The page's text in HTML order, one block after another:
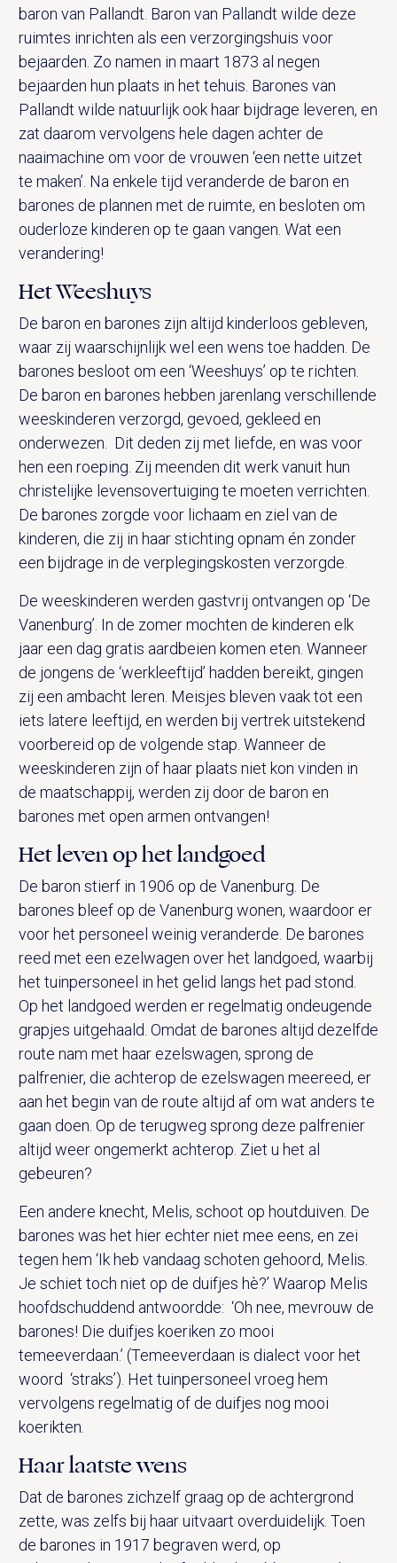
baron van Pallandt. Baron van Pallandt wilde deze
ruimtes inrichten als een verzorgingshuis voor
bejaarden. Zo namen in maart 1873 al negen
bejaarden hun plaats in het tehuis. Barones van
Pallandt wilde natuurlijk ook haar bijdrage leveren, en
zat daarom vervolgens hele dagen achter de
naaimachine om voor de vrouwen ‘een nette uitzet
te maken’. Na enkele tijd veranderde de baron en
barones de plannen met de ruimte, en besloten om
ouderloze kinderen op te gaan vangen. Wat een
verandering!
Het Weeshuys
De baron en barones zijn altijd kinderloos gebleven,
waar zij waarschijnlijk wel een wens toe hadden. De
barones besloot om een ‘Weeshuys’ op te richten.
De baron en barones hebben jarenlang verschillende
weeskinderen verzorgd, gevoed, gekleed en
onderwezen. Dit deden zij met liefde, en was voor
hen een roeping. Zij meenden dit werk vanuit hun
christelijke levensovertuiging te moeten verrichten.
De barones zorgde voor lichaam en ziel van de
kinderen, die zij in haar stichting opnam én zonder
een bijdrage in de verplegingskosten verzorgde.
De weeskinderen werden gastvrij ontvangen op ‘De
Vanenburg’. In de zomer mochten de kinderen elk
jaar een dag gratis aardbeien komen eten. Wanneer
de jongens de ‘werkleeftijd’ hadden bereikt, gingen
zij een ambacht leren. Meisjes bleven vaak tot een
iets latere leeftijd, en werden bij vertrek uitstekend
voorbereid op de volgende stap. Wanneer de
weeskinderen zijn of haar plaats niet kon vinden in
de maatschappij, werden zij door de baron en
barones met open armen ontvangen!
Het leven op het landgoed
De baron stierf in 1906 op de Vanenburg. De
barones bleef op de Vanenburg wonen, waardoor er
voor het personeel weinig veranderde. De barones
reed met een ezelwagen over het landgoed, waarbij
het tuinpersoneel in het gelid langs het pad stond.
Op het landgoed werden er regelmatig ondeugende
grapjes uitgehaald. Omdat de barones altijd dezelfde
route nam met haar ezelswagen, sprong de
palfrenier, die achterop de ezelswagen meereed, er
aan het begin van de route altijd af om wat anders te
gaan doen. Op de terugweg sprong deze palfrenier
altijd weer ongemerkt achterop. Ziet u het al
gebeuren?
Een andere knecht, Melis, schoot op houtduiven. De
barones was het hier echter niet mee eens, en zei
tegen hem ‘Ik heb vandaag schoten gehoord, Melis.
Je schiet toch niet op de duifjes hè?’ Waarop Melis
hoofdschuddend antwoordde: ‘Oh nee, mevrouw de
barones! Die duifjes koeriken zo mooi
temeeverdaan.’ (Temeeverdaan is dialect voor het
woord ‘straks’). Het tuinpersoneel vroeg hem
vervolgens regelmatig of de duifjes nog mooi
koerikten.
Haar laatste wens
Dat de barones zichzelf graag op de achtergrond
zette, was zelfs bij haar uitvaart overduidelijk. Toen
de barones in 1917 begraven werd, op